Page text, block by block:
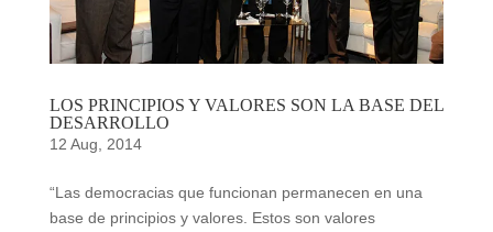
LOS PRINCIPIOS Y VALORES SON LA BASE DEL
DESARROLLO
12 Aug, 2014
“Las democracias que funcionan permanecen en una
base de principios y valores. Estos son valores